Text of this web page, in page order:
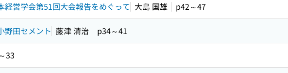
経営学会第51回大会報告をめぐって 大島 国雄 p42～47
野田セメント 藤津 清治 p34～41
33